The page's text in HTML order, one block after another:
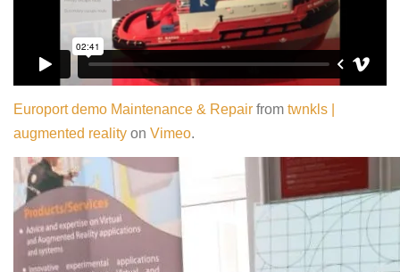
Europort demo Maintenance & Repair from twnkls |
augmented reality on Vimeo.